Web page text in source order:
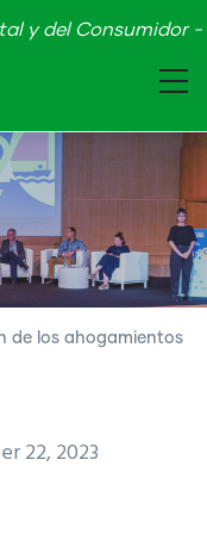
y del Consumidor
de los ahogamientos
22, 2023